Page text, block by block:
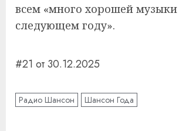
всем «много хорошей музыки
следующем году».
#21 от 30.12.2025
Радио Шансон Шансон Года